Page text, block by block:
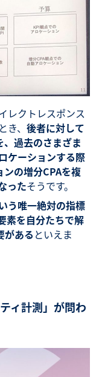
レクトレスポンス
、 後者に対して
過去のさまざま
ケーションする際
の増分CPAを複
ったそうです。
う唯一絶対の指標
素を自分たちで解
がある といえま
ィ計測」が問わ